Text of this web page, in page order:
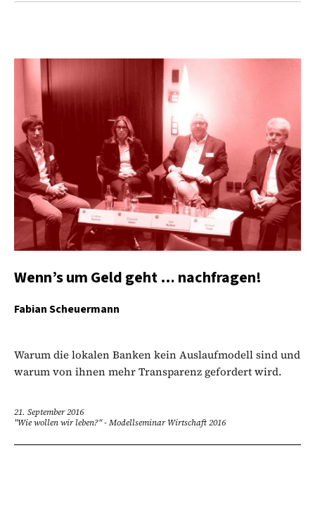
Wenn’s um Geld geht … nachfragen!
Fabian Scheuermann
Warum die lokalen Banken kein Auslaufmodell sind und
warum von ihnen mehr Transparenz gefordert wird.
21. September 2016
"Wie wollen wir leben?" - Modellseminar Wirtschaft 2016